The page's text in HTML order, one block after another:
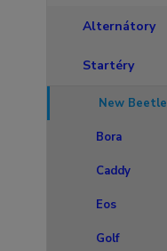
Alternátory
Startéry
New Beetle
Bora
Caddy
Eos
Golf